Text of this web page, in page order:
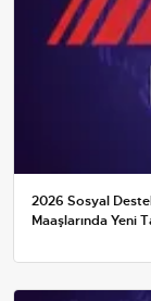
2026 Sosyal
Maaşlarında Yeni